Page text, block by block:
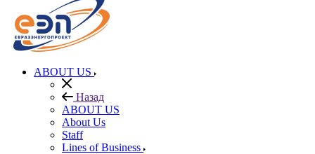
ABOUT US
Назад
ABOUT US
About Us
Staff
Lines of Business